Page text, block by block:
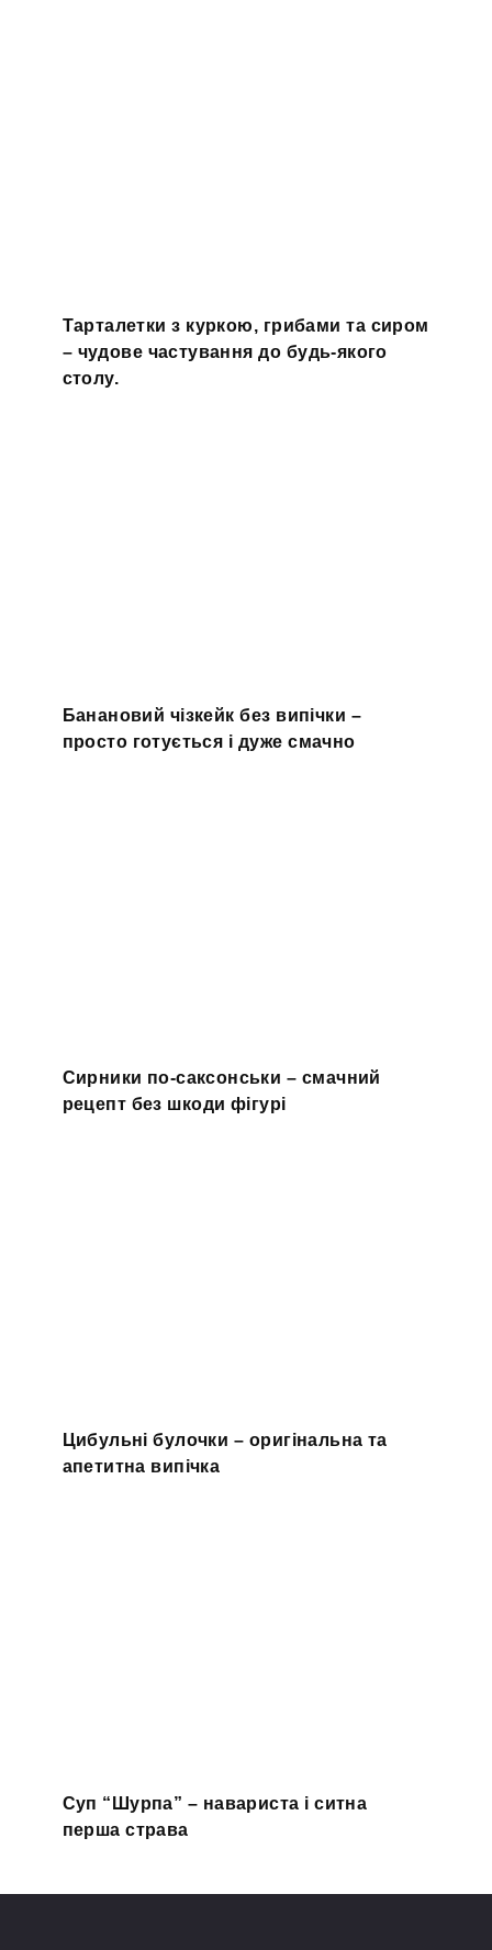
Тарталетки з куркою, грибами та сиром
– чудове частування до будь-якого
столу.
Банановий чізкейк без випічки –
просто готується і дуже смачно
Сирники по-саксонськи – смачний
рецепт без шкоди фігурі
Цибульні булочки – оригінальна та
апетитна випічка
Суп “Шурпа” – навариста і ситна
перша страва